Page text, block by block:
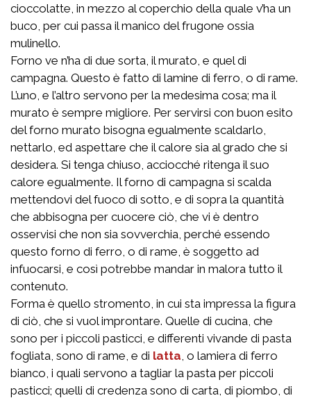
cioccolatte, in mezzo al coperchio della quale v’ha un
buco, per cui passa il manico del frugone ossia
mulinello.
Forno ve n’ha di due sorta, il murato, e quel di
campagna. Questo è fatto di lamine di ferro, o di rame.
L’uno, e l’altro servono per la medesima cosa; ma il
murato è sempre migliore. Per servirsi con buon esito
del forno murato bisogna egualmente scaldarlo,
nettarlo, ed aspettare che il calore sia al grado che si
desidera. Si tenga chiuso, acciocché ritenga il suo
calore egualmente. Il forno di campagna si scalda
mettendovi del fuoco di sotto, e di sopra la quantità
che abbisogna per cuocere ciò, che vi è dentro
osservisi che non sia sovverchia, perché essendo
questo forno di ferro, o di rame, è soggetto ad
infuocarsi, e così potrebbe mandar in malora tutto il
contenuto.
Forma è quello stromento, in cui sta impressa la figura
di ciò, che si vuol improntare. Quelle di cucina, che
sono per i piccoli pasticci, e differenti vivande di pasta
fogliata, sono di rame, e di latta , o lamiera di ferro
bianco, i quali servono a tagliar la pasta per piccoli
pasticci; quelli di credenza sono di carta, di piombo, di